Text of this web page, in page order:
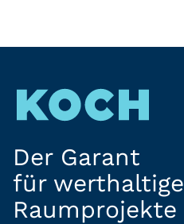
Der Garant
für werthaltige
Raumprojekte